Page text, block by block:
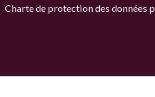
Charte de protection des données